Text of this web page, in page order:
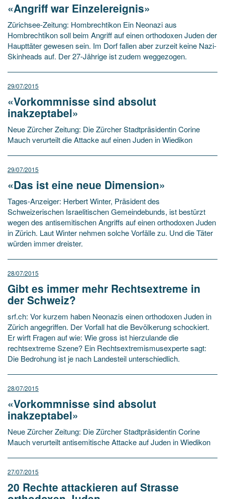
«Angriff war Einzelereignis»
Zürichsee-Zeitung: Hombrechtikon Ein Neonazi aus
Hombrechtikon soll beim Angriff auf einen orthodoxen Juden der
Haupttäter gewesen sein. Im Dorf fallen aber zurzeit keine Nazi-
Skinheads auf. Der 27-Jährige ist zudem weggezogen.
29/07/2015
«Vorkommnisse sind absolut
inakzeptabel»
Neue Zürcher Zeitung: Die Zürcher Stadtpräsidentin Corine
Mauch verurteilt die Attacke auf einen Juden in Wiedikon
29/07/2015
«Das ist eine neue Dimension»
Tages-Anzeiger: Herbert Winter, Präsident des
Schweizerischen Israelitischen Gemeindebunds, ist bestürzt
wegen des antisemitischen Angriffs auf einen orthodoxen Juden
in Zürich. Laut Winter nehmen solche Vorfälle zu. Und die Täter
würden immer dreister.
28/07/2015
Gibt es immer mehr Rechtsextreme in
der Schweiz?
srf.ch: Vor kurzem haben Neonazis einen orthodoxen Juden in
Zürich angegriffen. Der Vorfall hat die Bevölkerung schockiert.
Er wirft Fragen auf wie: Wie gross ist hierzulande die
rechtsextreme Szene? Ein Rechtsextremismusexperte sagt:
Die Bedrohung ist je nach Landesteil unterschiedlich.
28/07/2015
«Vorkommnisse sind absolut
inakzeptabel»
Neue Zürcher Zeitung: Die Zürcher Stadtpräsidentin Corine
Mauch verurteilt antisemitische Attacke auf Juden in Wiedikon
27/07/2015
20 Rechte attackieren auf Strasse